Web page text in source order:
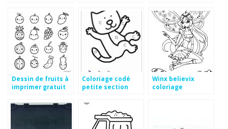
Dessin de fruits à
imprimer gratuit
Coloriage codé
petite section
Winx believix
coloriage